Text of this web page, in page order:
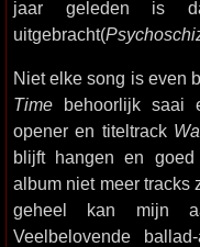
jaar geleden is
uitgebracht(
Niet elke song is even
Time behoorlijk saai
opener en titeltrack
blijft hangen en
album niet meer tracks
geheel kan mijn
Veelbelovende